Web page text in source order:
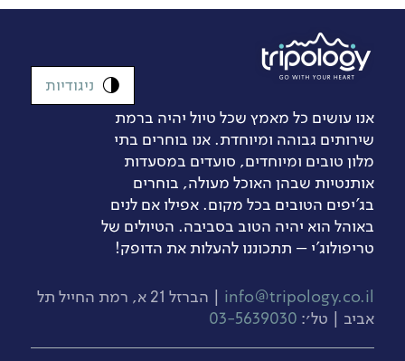
אנו עושים כל מאמץ שכל טיול יהיה ברמת
שירותים גבוהה ומיוחדת. אנו בוחרים בתי
מלון טובים ומיוחדים, סועדים במסעדות
אותנטיות שבהן האוכל מעולה, בוחרים
בג’יפים הטובים בכל מקום. אפילו אם לנים
באוהל הוא יהיה הטוב בסביבה. הטיולים של
טריפולוג'י – תתכוננו להעלות את הדופק!
info@tripology.co.il
| הברזל 21 א, רמת החייל תל
אביב | טל׳: 03-5639030
ניגודיות